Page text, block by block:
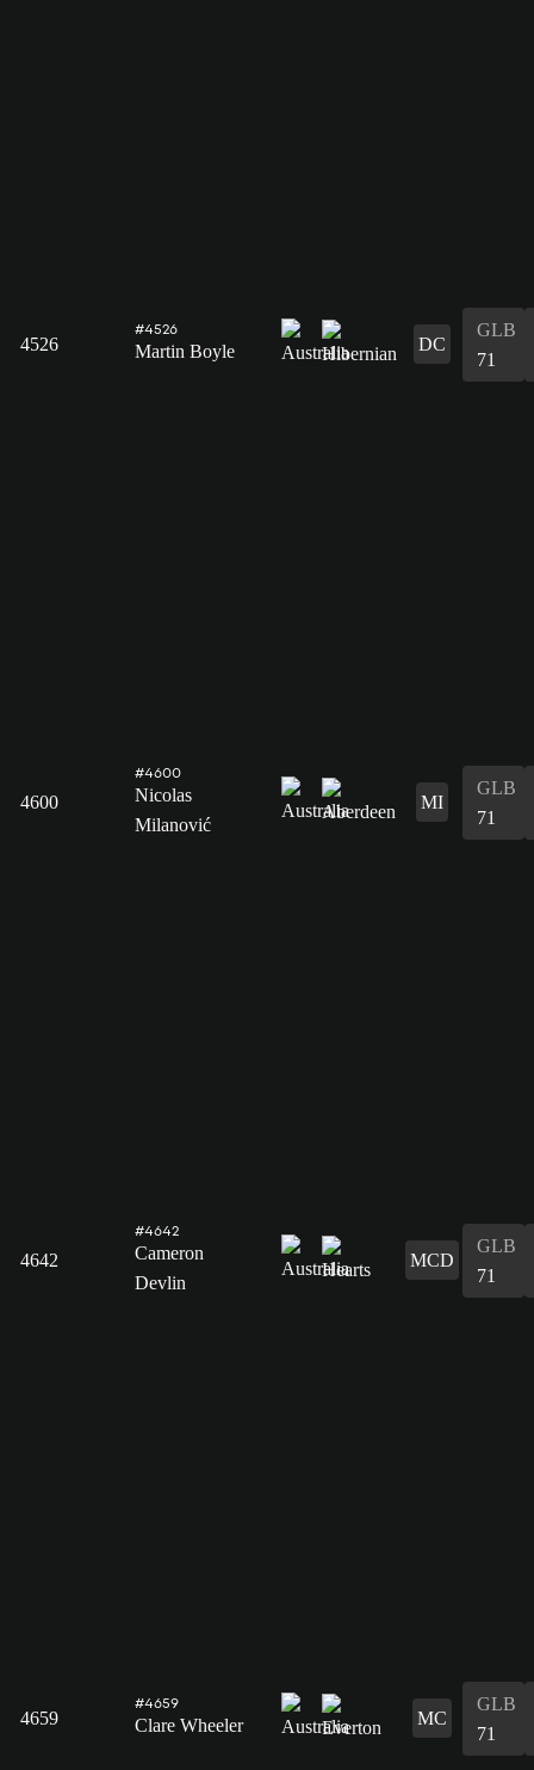
4526
#4526
Martin Boyle DC
GLB
71
4600
#4600
Nicolas
Milanović
MI
GLB
71
4642
#4642
Cameron
Devlin
MCD
GLB
71
4659
#4659
Clare Wheeler MC
GLB
71